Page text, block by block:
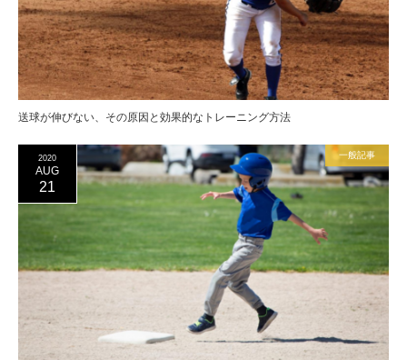
送球が伸びない、その原因と効果的なトレーニング方法
2020
AUG
21
一般記事